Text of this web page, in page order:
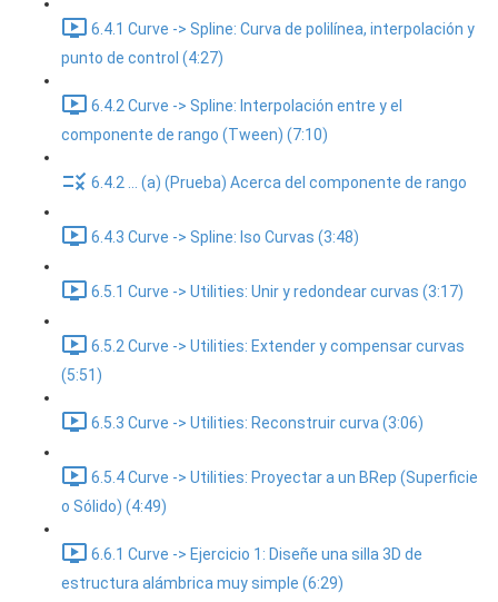
6.4.1 Curve -> Spline: Curva de polilínea, interpolación y
punto de control (4:27)
6.4.2 Curve -> Spline: Interpolación entre y el
componente de rango (Tween) (7:10)
6.4.2 ... (a) (Prueba) Acerca del componente de rango
6.4.3 Curve -> Spline: Iso Curvas (3:48)
6.5.1 Curve -> Utilities: Unir y redondear curvas (3:17)
6.5.2 Curve -> Utilities: Extender y compensar curvas
(5:51)
6.5.3 Curve -> Utilities: Reconstruir curva (3:06)
6.5.4 Curve -> Utilities: Proyectar a un BRep (Superficie
o Sólido) (4:49)
6.6.1 Curve -> Ejercicio 1: Diseñe una silla 3D de
estructura alámbrica muy simple (6:29)